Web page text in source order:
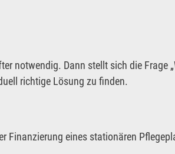
notwendig. Dann stellt sich die Frage
richtige Lösung zu finden.
Finanzierung eines stationären